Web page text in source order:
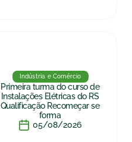
Indústria e Comércio
Primeira turma do curso de
Instalações Elétricas do RS
Qualificação Recomeçar se
forma
05/08/2026